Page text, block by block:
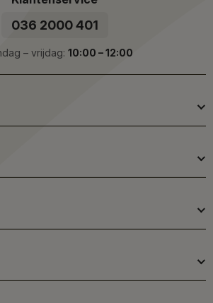
036 2000 401
– vrijdag: 10:00 – 12:00